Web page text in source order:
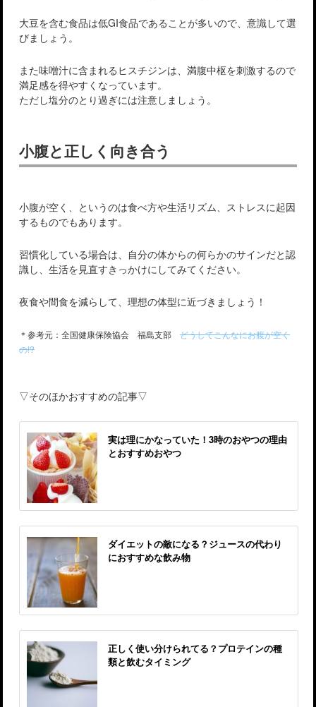
大豆を含む食品は低GI食品であることが多いので、意識して選
びましょう。
また味噌汁に含まれるヒスチジンは、満腹中枢を刺激するので
満足感を得やすくなっています。
ただし塩分のとり過ぎには注意しましょう。
小腹と正しく向き合う
小腹が空く、というのは食べ方や生活リズム、ストレスに起因
するものでもあります。
習慣化している場合は、自分の体からの何らかのサインだと認
識し、生活を見直すきっかけにしてみてください。
夜食や間食を減らして、理想の体型に近づきましょう！
＊参考元：全国健康保険協会 福島支部どうしてこんなにお腹が空く
の!?
▽そのほかおすすめの記事▽
実は理にかなっていた！3時のおやつの理由
とおすすめおやつ
ダイエットの敵になる？ジュースの代わり
におすすめな飲み物
正しく使い分けられてる？プロテインの種
類と飲むタイミング